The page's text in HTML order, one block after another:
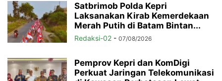
Satbrimob Polda Kepri
Laksanakan Kirab Kemerdekaan
Merah Putih di Batam Bintan...
Redaksi-02 - 07/08/2026
Pemprov Kepri dan KomDigi
Perkuat Jaringan Telekomunikasi